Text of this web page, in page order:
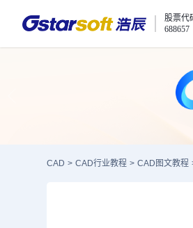
股票代
688657
CAD > CAD行业教程 > CAD图文教程